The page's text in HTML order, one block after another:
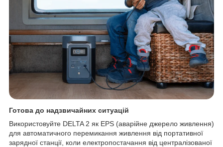
Готова до надзвичайних ситуацій
Використовуйте DELTA 2 як EPS (аварійне джерело живлення)
для автоматичного перемикання живлення від портативної
зарядної станції, коли електропостачання від централізованої